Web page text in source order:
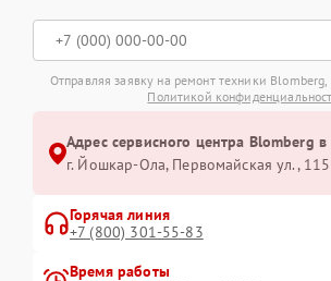
Отправляя заявку на ремонт техники Blomberg,
Политикой
Адрес сервисного центра Blomberg
г. Йошкар-Ола, Первомайская ул., 115
Горячая линия
+7 (800) 301-55-83
Время работы